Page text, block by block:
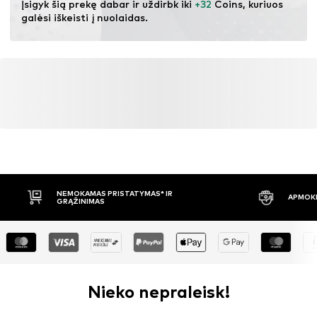
Įsigyk šią prekę dabar ir uždirbk iki +32 Coins, kuriuos
galėsi iškeisti į nuolaidas.
NEMOKAMAS PRISTATYMAS* IR
GRĄŽINIMAS
Nieko nepraleisk!